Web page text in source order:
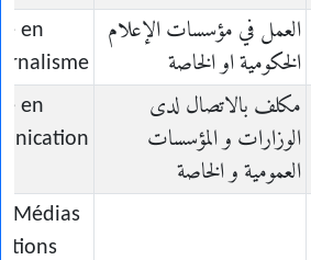
العمل في مؤسسات الإعلام
الخكومية او الخاصة
en
مكلف بالاتصال لدى
الوزارات و المؤسسات
العمومية و الخاصة
en
Médias